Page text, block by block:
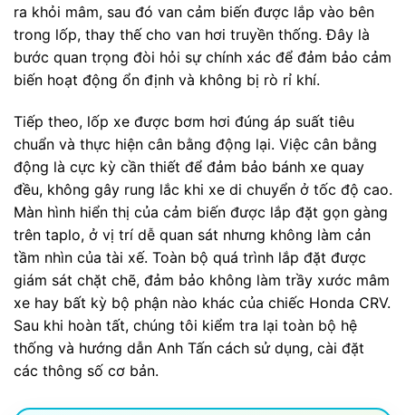
ra khỏi mâm, sau đó van cảm biến được lắp vào bên
trong lốp, thay thế cho van hơi truyền thống. Đây là
bước quan trọng đòi hỏi sự chính xác để đảm bảo cảm
biến hoạt động ổn định và không bị rò rỉ khí.
Tiếp theo, lốp xe được bơm hơi đúng áp suất tiêu
chuẩn và thực hiện cân bằng động lại. Việc cân bằng
động là cực kỳ cần thiết để đảm bảo bánh xe quay
đều, không gây rung lắc khi xe di chuyển ở tốc độ cao.
Màn hình hiển thị của cảm biến được lắp đặt gọn gàng
trên taplo, ở vị trí dễ quan sát nhưng không làm cản
tầm nhìn của tài xế. Toàn bộ quá trình lắp đặt được
giám sát chặt chẽ, đảm bảo không làm trầy xước mâm
xe hay bất kỳ bộ phận nào khác của chiếc Honda CRV.
Sau khi hoàn tất, chúng tôi kiểm tra lại toàn bộ hệ
thống và hướng dẫn Anh Tấn cách sử dụng, cài đặt
các thông số cơ bản.